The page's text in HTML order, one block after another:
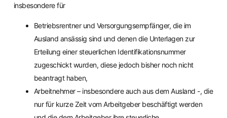
insbesondere für
Betriebsrentner und Versorgungsempfänger, die im
Ausland ansässig sind und denen die Unterlagen zur
Erteilung einer steuerlichen Identifikationsnummer
zugeschickt wurden, diese jedoch bisher noch nicht
beantragt haben,
Arbeitnehmer – insbesondere auch aus dem Ausland -, die
nur für kurze Zeit vom Arbeitgeber beschäftigt werden